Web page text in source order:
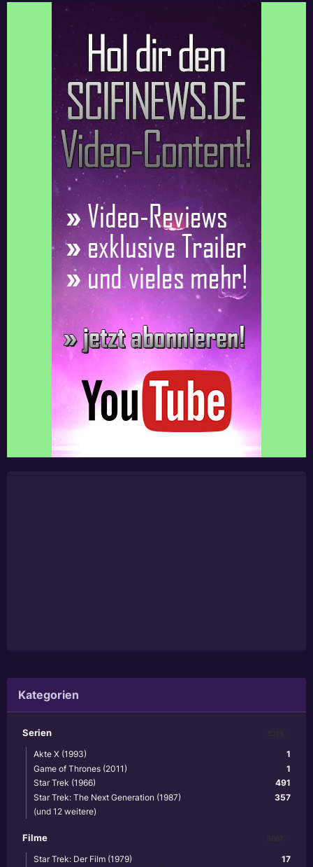
Kategorien
Serien
1
Akte X (1993)
1
Game of Thrones (2011)
491
Star Trek (1966)
357
Star Trek: The Next Generation (1987)
(und 12 weitere)
Filme
17
Star Trek: Der Film (1979)